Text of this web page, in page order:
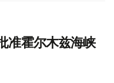
准霍尔木兹海峡